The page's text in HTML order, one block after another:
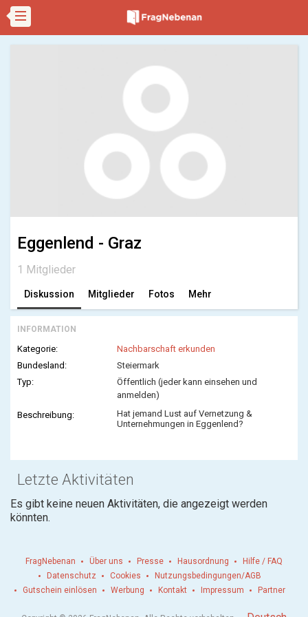
Eggenlend - Graz
1 Mitglieder
Diskussion Mitglieder Fotos Mehr
INFORMATION
Kategorie:
Nachbarschaft erkunden
Bundesland:
Steiermark
Typ:
Öffentlich (jeder kann einsehen und
anmelden)
Beschreibung:
Hat jemand Lust auf Vernetzung &
Unternehmungen in Eggenlend?
Letzte Aktivitäten
Es gibt keine neuen Aktivitäten, die angezeigt werden
könnten.
FragNebenan Über uns Presse Hausordnung
Hilfe / FAQ
Datenschutz
Cookies
Nutzungsbedingungen/AGB
Gutschein einlösen
Werbung Kontakt Impressum Partner